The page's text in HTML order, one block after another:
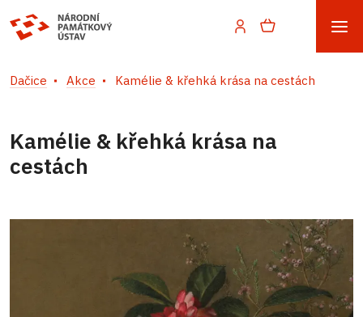
Dačice Akce Kamélie & křehká krása na cestách
Kamélie & křehká krása na
cestách